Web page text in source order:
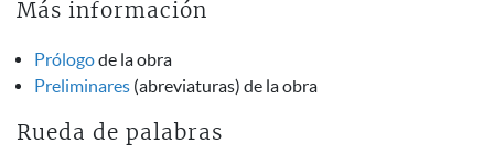
Más información
Prólogode la obra
Preliminares (abreviaturas) de la obra
Rueda de palabras